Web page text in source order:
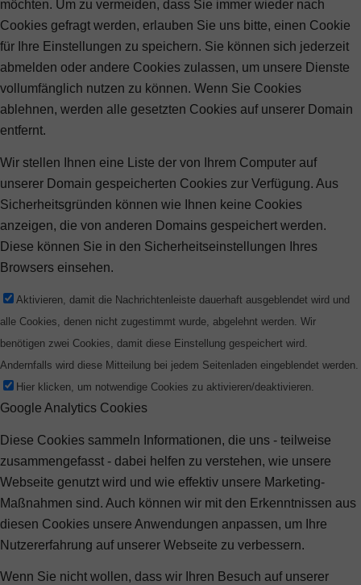
möchten. Um zu vermeiden, dass Sie immer wieder nach
Cookies gefragt werden, erlauben Sie uns bitte, einen Cookie
für Ihre Einstellungen zu speichern. Sie können sich jederzeit
abmelden oder andere Cookies zulassen, um unsere Dienste
vollumfänglich nutzen zu können. Wenn Sie Cookies
ablehnen, werden alle gesetzten Cookies auf unserer Domain
entfernt.
Wir stellen Ihnen eine Liste der von Ihrem Computer auf
unserer Domain gespeicherten Cookies zur Verfügung. Aus
Sicherheitsgründen können wie Ihnen keine Cookies
anzeigen, die von anderen Domains gespeichert werden.
Diese können Sie in den Sicherheitseinstellungen Ihres
Browsers einsehen.
Aktivieren, damit die Nachrichtenleiste dauerhaft ausgeblendet wird und
alle Cookies, denen nicht zugestimmt wurde, abgelehnt werden. Wir
benötigen zwei Cookies, damit diese Einstellung gespeichert wird.
Andernfalls wird diese Mitteilung bei jedem Seitenladen eingeblendet werden.
Hier klicken, um notwendige Cookies zu aktivieren/deaktivieren.
Google Analytics Cookies
Diese Cookies sammeln Informationen, die uns - teilweise
zusammengefasst - dabei helfen zu verstehen, wie unsere
Webseite genutzt wird und wie effektiv unsere Marketing-
Maßnahmen sind. Auch können wir mit den Erkenntnissen aus
diesen Cookies unsere Anwendungen anpassen, um Ihre
Nutzererfahrung auf unserer Webseite zu verbessern.
Wenn Sie nicht wollen, dass wir Ihren Besuch auf unserer